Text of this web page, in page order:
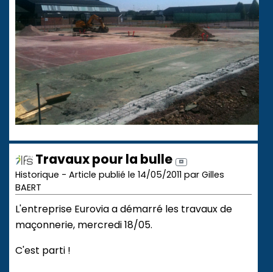
Travaux pour la bulle
Historique - Article publié le 14/05/2011 par Gilles
BAERT
L'entreprise Eurovia a démarré les travaux de
maçonnerie, mercredi 18/05.
C'est parti !